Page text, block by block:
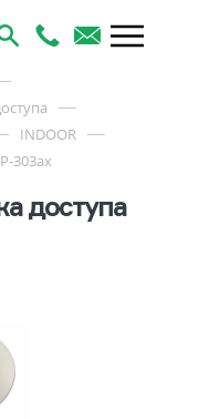
INDOOR
303ax
доступа